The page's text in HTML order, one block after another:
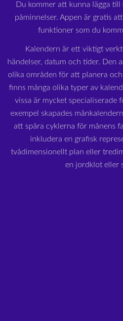
Du kommer att kunna lägga
påminnelser. Appen är gratis
funktioner som du
Kalendern är ett viktigt
händelser, datum och tider. Den
olika områden för att planera
finns många olika typer av
vissa är mycket specialiserade
exempel skapades
att spåra cyklerna för månens
inkludera en grafisk
tvådimensionellt plan eller
en jordklot eller